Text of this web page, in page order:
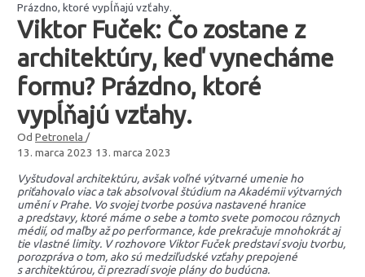
Prázdno, ktoré vypĺňajú vzťahy.
Viktor Fuček: Čo zostane z
architektúry, keď vynecháme
formu? Prázdno, ktoré
vypĺňajú vzťahy.
Od Petronela /
13. marca 2023 13. marca 2023
Vyštudoval architektúru, avšak voľné výtvarné umenie ho
priťahovalo viac a tak absolvoval štúdium na Akadémii výtvarných
umění v Prahe. Vo svojej tvorbe posúva nastavené hranice
a predstavy, ktoré máme o sebe a tomto svete pomocou rôznych
médií, od maľby až po performance, kde prekračuje mnohokrát aj
tie vlastné limity. V rozhovore Viktor Fuček predstaví svoju tvorbu,
porozpráva o tom, ako sú medziľudské vzťahy prepojené
s architektúrou, či prezradí svoje plány do budúcna.